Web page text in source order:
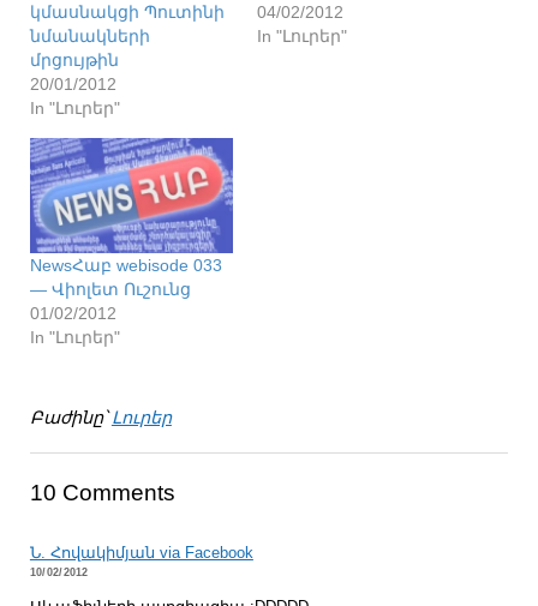
կմասնակցի Պուտինի
նմանակների
մրցույթին
20/01/2012
In "Լուրեր"
04/02/2012
In "Լուրեր"
NewsՀաբ webisode 033
— Վիոլետ Ուշունց
01/02/2012
In "Լուրեր"
Բաժինը՝Լուրեր
10 Comments
Ն. Հովակիմյան via Facebook
10/02/2012